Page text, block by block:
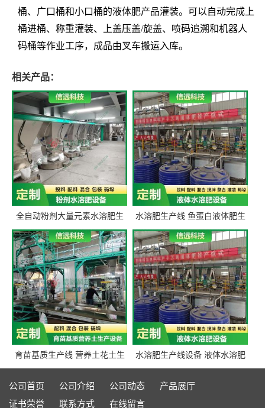
桶、广口桶和小口桶的液体肥产品灌装。可以自动完成上
桶进桶、称重灌装、上盖压盖/旋盖、喷码追溯和机器人
码桶等作业工序，成品由叉车搬运入库。
相关产品：
全自动粉剂大量元素水溶肥生
产设备 信远科技肥料生产设备
源头厂家
水溶肥生产线 鱼蛋白液体肥生
产设备 氨基酸液态肥全套设备
育苗基质生产线 营养土花土生
产线 有机肥生产线设备
水溶肥生产线设备 液体水溶肥
生产线 桶装液体水溶肥生产线
设备
公司首页 公司介绍 公司动态
产品展厅
证书荣誉
联系方式 在线留言